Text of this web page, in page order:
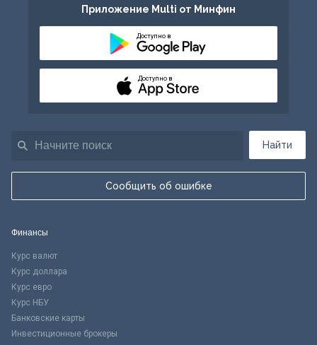
Найти
Сообщить об ошибке
Приложение Multi от Минфин
Доступно в
Доступно в
Финансы
Курс валют
Курс доллара
Курс евро
Курс НБУ
Банковские карты
Инвестиционные брокеры